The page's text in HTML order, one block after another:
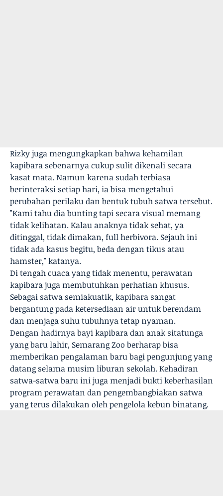
Rizky juga mengungkapkan bahwa kehamilan
kapibara sebenarnya cukup sulit dikenali secara
kasat mata. Namun karena sudah terbiasa
berinteraksi setiap hari, ia bisa mengetahui
perubahan perilaku dan bentuk tubuh satwa tersebut.
"Kami tahu dia bunting tapi secara visual memang
tidak kelihatan. Kalau anaknya tidak sehat, ya
ditinggal, tidak dimakan, full herbivora. Sejauh ini
tidak ada kasus begitu, beda dengan tikus atau
hamster," katanya.
Di tengah cuaca yang tidak menentu, perawatan
kapibara juga membutuhkan perhatian khusus.
Sebagai satwa semiakuatik, kapibara sangat
bergantung pada ketersediaan air untuk berendam
dan menjaga suhu tubuhnya tetap nyaman.
Dengan hadirnya bayi kapibara dan anak sitatunga
yang baru lahir, Semarang Zoo berharap bisa
memberikan pengalaman baru bagi pengunjung yang
datang selama musim liburan sekolah. Kehadiran
satwa-satwa baru ini juga menjadi bukti keberhasilan
program perawatan dan pengembangbiakan satwa
yang terus dilakukan oleh pengelola kebun binatang.